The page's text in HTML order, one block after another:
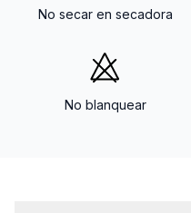
No secar en secadora
No blanquear